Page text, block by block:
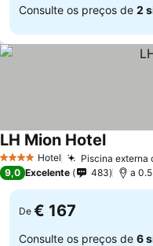
Consulte os preços de 2
4 EstrelasHotel Piscina externa
LH Mion Hotel
9,0 Excelente 483 a
De € 167
Consulte os preços de 6